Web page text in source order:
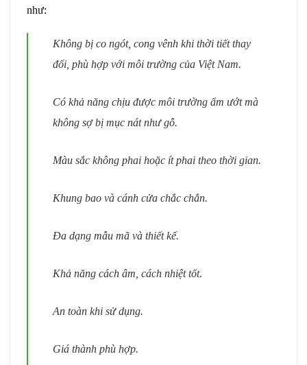
như:
Không bị co ngót, cong vênh khi thời tiết thay
đổi, phù hợp với môi trường của Việt Nam.
Có khả năng chịu được môi trường ẩm ướt mà
không sợ bị mục nát như gỗ.
Màu sắc không phai hoặc ít phai theo thời gian.
Khung bao và cánh cửa chắc chắn.
Đa dạng mẫu mã và thiết kế.
Khả năng cách âm, cách nhiệt tốt.
An toàn khi sử dụng.
Giá thành phù hợp.